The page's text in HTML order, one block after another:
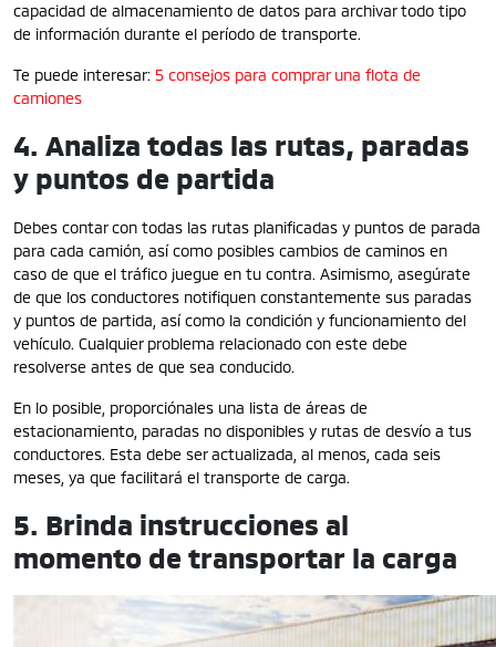
capacidad de almacenamiento de datos para archivar todo tipo
de información durante el período de transporte.
Te puede interesar: 5 consejos para comprar una flota de
camiones
4. Analiza todas las rutas, paradas
y puntos de partida
Debes contar con todas las rutas planificadas y puntos de parada
para cada camión, así como posibles cambios de caminos en
caso de que el tráfico juegue en tu contra. Asimismo, asegúrate
de que los conductores notifiquen constantemente sus paradas
y puntos de partida, así como la condición y funcionamiento del
vehículo. Cualquier problema relacionado con este debe
resolverse antes de que sea conducido.
En lo posible, proporciónales una lista de áreas de
estacionamiento, paradas no disponibles y rutas de desvío a tus
conductores. Esta debe ser actualizada, al menos, cada seis
meses, ya que facilitará el transporte de carga.
5. Brinda instrucciones al
momento de transportar la carga